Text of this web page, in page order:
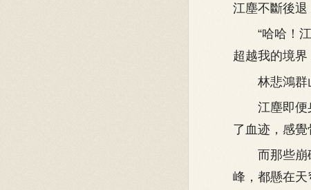
江塵不斷後退
“哈哈！江
超越我的境
林悲鴻群山
江塵即便身
了血迹，感覺
而那些崩碎
峰，都懸在